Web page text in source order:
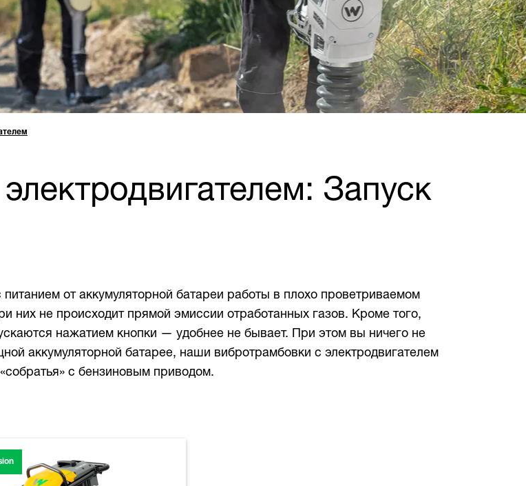
Запуск
от аккумуляторной батареи работы в плохо проветриваемом
них не происходит прямой эмиссии отработанных газов. Кроме того,
нажатием кнопки — удобнее не бывает. При этом вы ничего не
аккумуляторной батарее, наши вибротрамбовки с электродвигателем
с бензиновым приводом.